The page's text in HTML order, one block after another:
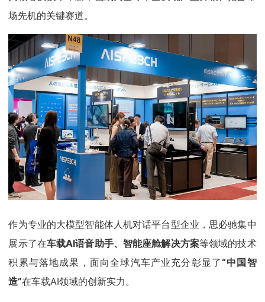
场先机的关键赛道。
作为专业的大模型智能体人机对话平台型企业，思必驰集中
展示了在车载AI语音助手、智能座舱解决方案等领域的技术
积累与落地成果，面向全球汽车产业充分彰显了“中国智
造”在车载AI领域的创新实力。